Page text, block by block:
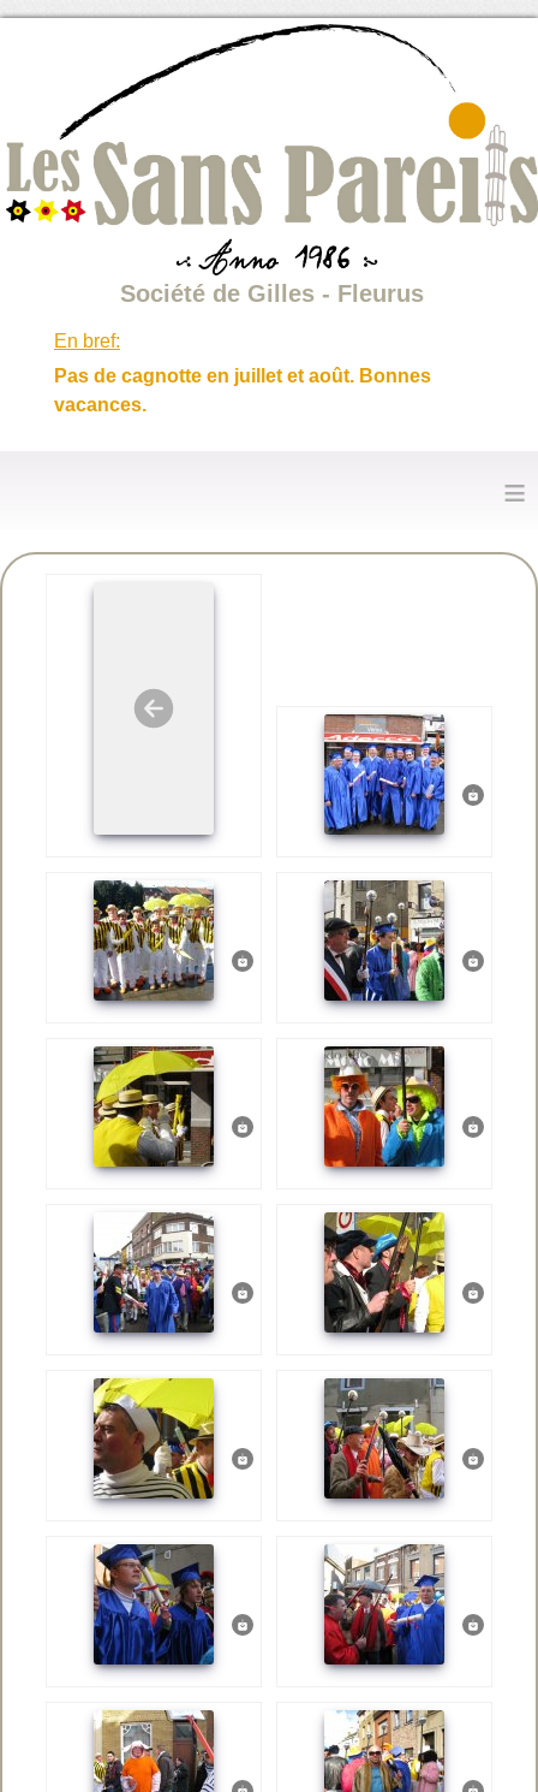
Société de Gilles - Fleurus
En bref:
Pas de cagnotte en juillet et août. Bonnes
vacances.
≡